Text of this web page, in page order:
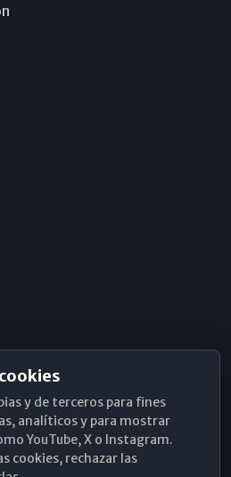
y de terceros para fines
analíticos y para mostrar
YouTube, X o Instagram.
cookies, rechazar las